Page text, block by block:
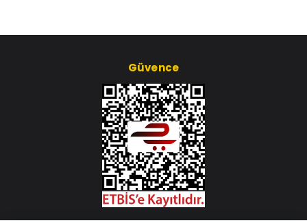
Güvence